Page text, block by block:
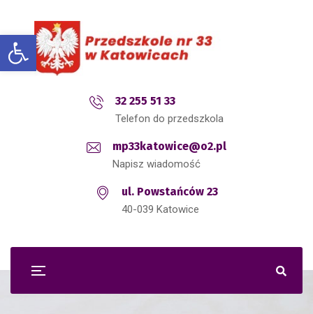
Open toolbar
32 255 51 33
Telefon do przedszkola
mp33katowice@o2.pl
Napisz wiadomość
ul. Powstańców 23
40-039 Katowice